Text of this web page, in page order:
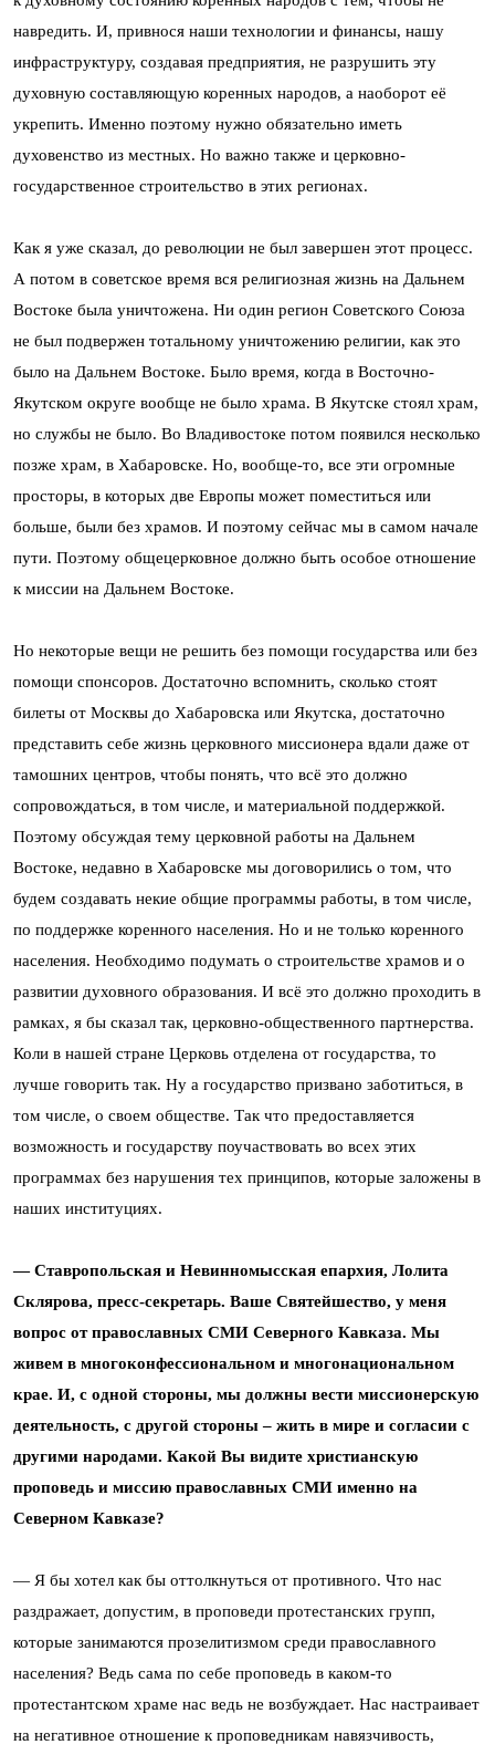
навредить. И, привнося наши технологии и финансы, нашу
инфраструктуру, создавая предприятия, не разрушить эту
духовную составляющую коренных народов, а наоборот её
укрепить. Именно поэтому нужно обязательно иметь
духовенство из местных. Но важно также и церковно-
государственное строительство в этих регионах.
Как я уже сказал, до революции не был завершен этот процесс.
А потом в советское время вся религиозная жизнь на Дальнем
Востоке была уничтожена. Ни один регион Советского Союза
не был подвержен тотальному уничтожению религии, как это
было на Дальнем Востоке. Было время, когда в Восточно-
Якутском округе вообще не было храма. В Якутске стоял храм,
но службы не было. Во Владивостоке потом появился несколько
позже храм, в Хабаровске. Но, вообще-то, все эти огромные
просторы, в которых две Европы может поместиться или
больше, были без храмов. И поэтому сейчас мы в самом начале
пути. Поэтому общецерковное должно быть особое отношение
к миссии на Дальнем Востоке.
Но некоторые вещи не решить без помощи государства или без
помощи спонсоров. Достаточно вспомнить, сколько стоят
билеты от Москвы до Хабаровска или Якутска, достаточно
представить себе жизнь церковного миссионера вдали даже от
тамошних центров, чтобы понять, что всё это должно
сопровождаться, в том числе, и материальной поддержкой.
Поэтому обсуждая тему церковной работы на Дальнем
Востоке, недавно в Хабаровске мы договорились о том, что
будем создавать некие общие программы работы, в том числе,
по поддержке коренного населения. Но и не только коренного
населения. Необходимо подумать о строительстве храмов и о
развитии духовного образования. И всё это должно проходить в
рамках, я бы сказал так, церковно-общественного партнерства.
Коли в нашей стране Церковь отделена от государства, то
лучше говорить так. Ну а государство призвано заботиться, в
том числе, о своем обществе. Так что предоставляется
возможность и государству поучаствовать во всех этих
программах без нарушения тех принципов, которые заложены в
наших институциях.
— Ставропольская и Невинномысская епархия, Лолита
Склярова, пресс-секретарь. Ваше Святейшество, у меня
вопрос от православных СМИ Северного Кавказа. Мы
живем в многоконфессиональном и многонациональном
крае. И, с одной стороны, мы должны вести миссионерскую
деятельность, с другой стороны – жить в мире и согласии с
другими народами. Какой Вы видите христианскую
проповедь и миссию православных СМИ именно на
Северном Кавказе?
— Я бы хотел как бы оттолкнуться от противного. Что нас
раздражает, допустим, в проповеди протестанских групп,
которые занимаются прозелитизмом среди православного
населения? Ведь сама по себе проповедь в каком-то
протестантском храме нас ведь не возбуждает. Нас настраивает
на негативное отношение к проповедникам навязчивость,